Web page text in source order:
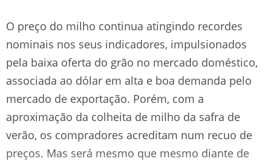
O preço do milho continua atingindo recordes
nominais nos seus indicadores, impulsionados
pela baixa oferta do grão no mercado doméstico,
associada ao dólar em alta e boa demanda pelo
mercado de exportação. Porém, com a
aproximação da colheita de milho da safra de
verão, os compradores acreditam num recuo de
preços. Mas será mesmo que mesmo diante de